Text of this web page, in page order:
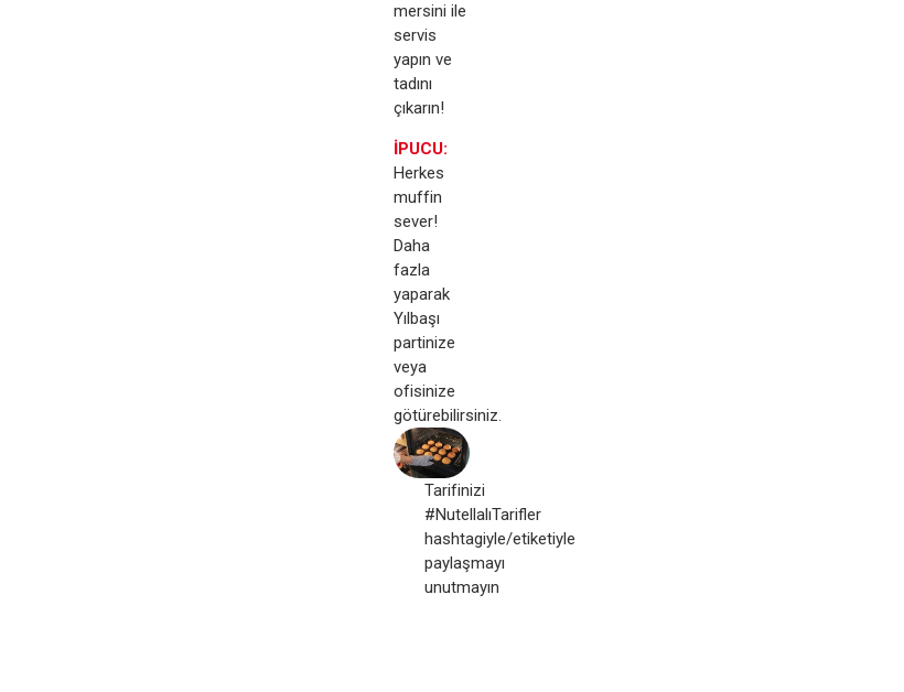
mersini ile
servis
yapın ve
tadını
çıkarın!
İPUCU:
Herkes
muffin
sever!
Daha
fazla
yaparak
Yılbaşı
partinize
veya
ofisinize
götürebilirsiniz.
Tarifinizi
#NutellalıTarifler
hashtagiyle/etiketiyle
paylaşmayı
unutmayın